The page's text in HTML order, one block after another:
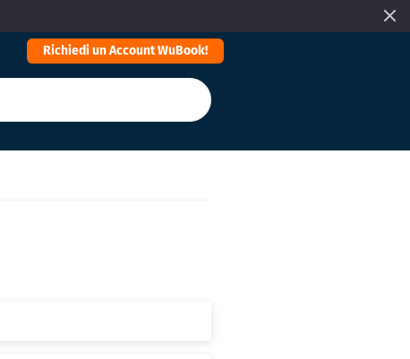
Richiedi un Account WuBook!